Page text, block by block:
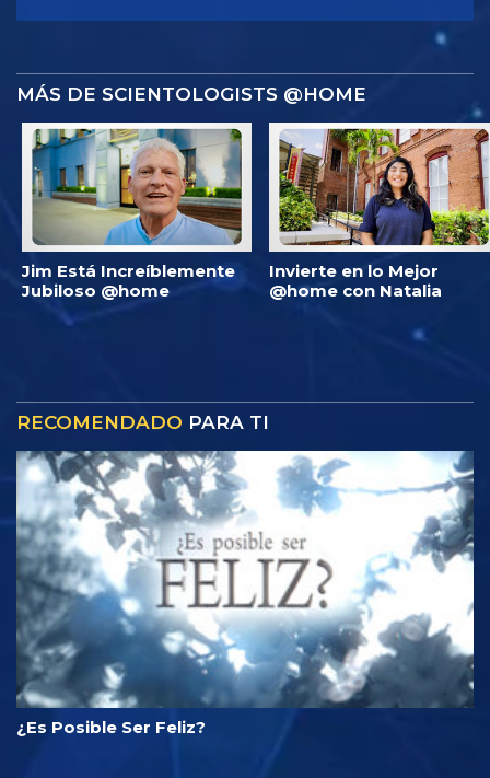
MÁS DE SCIENTOLOGISTS @HOME
Jim Está Increíblemente
Jubiloso @home
Invierte en lo Mejor
@home con Natalia
RECOMENDADO PARA TI
¿Es Posible Ser Feliz?